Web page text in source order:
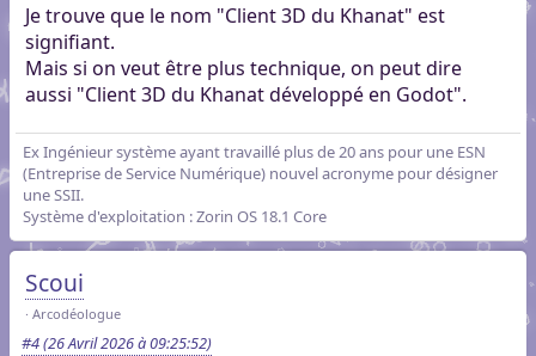
Je trouve que le nom "Client 3D du Khanat" est
signifiant.
Mais si on veut être plus technique, on peut dire
aussi "Client 3D du Khanat développé en Godot".
Ex Ingénieur système ayant travaillé plus de 20 ans pour une ESN
(Entreprise de Service Numérique) nouvel acronyme pour désigner
une SSII.
Système d'exploitation : Zorin OS 18.1 Core
Scoui
Arcodéologue
#4(26 Avril 2026 à 09:25:52)